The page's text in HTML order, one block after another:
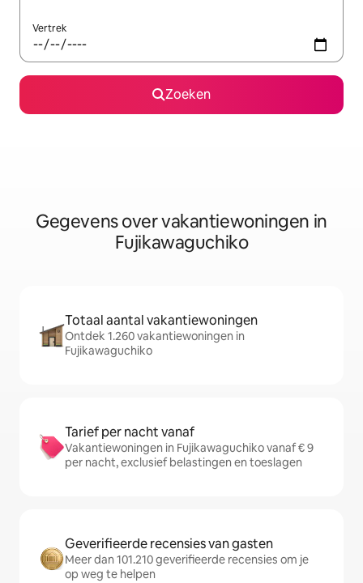
Vertrek
Zoeken
Gegevens over vakantiewoningen in
Fujikawaguchiko
Totaal aantal vakantiewoningen
Ontdek 1.260 vakantiewoningen in
Fujikawaguchiko
Tarief per nacht vanaf
Vakantiewoningen in Fujikawaguchiko vanaf € 9
per nacht, exclusief belastingen en toeslagen
Geverifieerde recensies van gasten
Meer dan 101.210 geverifieerde recensies om je
op weg te helpen